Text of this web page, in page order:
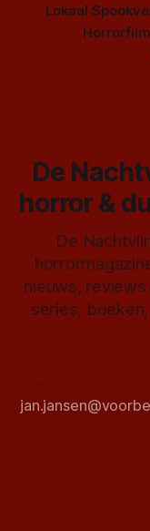
Lokaal
De
horror &
De
nieuws,
series,